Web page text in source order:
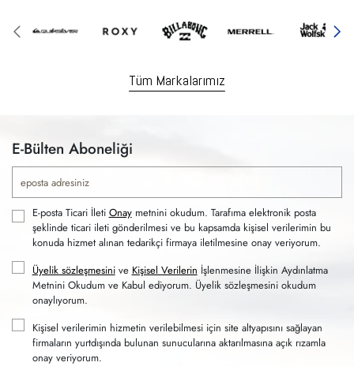
Tüm Markalarımız
E-Bülten Aboneliği
E-posta Ticari İleti Onaymetnini okudum. Tarafıma elektronik posta
şeklinde ticari ileti gönderilmesi ve bu kapsamda kişisel verilerimin bu
konuda hizmet alınan tedarikçi firmaya iletilmesine onay veriyorum.
Üyelik sözleşmesinive Kişisel Verilerin İşlenmesine İlişkin Aydınlatma
Metnini Okudum ve Kabul ediyorum. Üyelik sözleşmesini okudum
onaylıyorum.
Kişisel verilerimin hizmetin verilebilmesi için site altyapısını sağlayan
firmaların yurtdışında bulunan sunucularına aktarılmasına açık rızamla
onay veriyorum.